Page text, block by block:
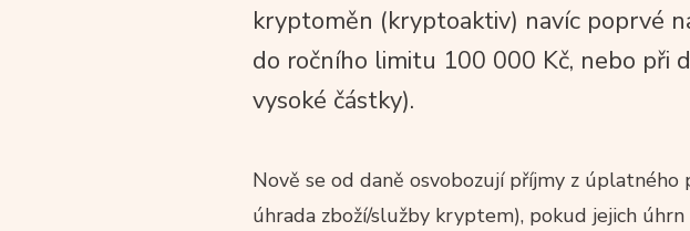
kryptoměn (kryptoaktiv) navíc poprvé
do ročního limitu 100 000 Kč, nebo při
vysoké částky).
Nově se od daně osvobozují příjmy z
úhrada zboží/služby kryptem), pokud jejich